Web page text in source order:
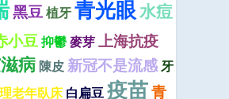
黑豆植牙青光眼 水痘
小豆抑鬱麥芽上海抗疫
病陳皮 新冠不是流感牙
老年臥床 白扁豆疫苗青